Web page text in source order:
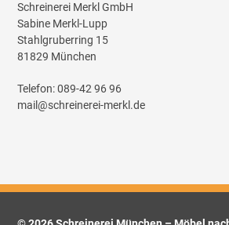
Schreinerei Merkl GmbH
Sabine Merkl-Lupp
Stahlgruberring 15
81829 München
Telefon:089-42 96 96
mail@schreinerei-merkl.de